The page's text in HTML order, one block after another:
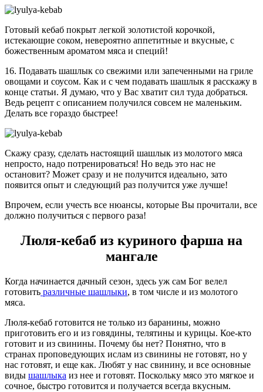
Готовый кебаб покрыт легкой золотистой корочкой,
истекающие соком, невероятно аппетитные и вкусные, с
божественным ароматом мяса и специй!
16. Подавать шашлык со свежими или запеченными на гриле
овощами и соусом. Как и с чем подавать шашлык я расскажу в
конце статьи. Я думаю, что у Вас хватит сил туда добраться.
Ведь рецепт с описанием получился совсем не маленьким.
Делать все гораздо быстрее!
Скажу сразу, сделать настоящий шашлык из молотого мяса
непросто, надо потренироваться! Но ведь это нас не
остановит? Может сразу и не получится идеально, зато
появится опыт и следующий раз получится уже лучше!
Впрочем, если учесть все нюансы, которые Вы прочитали, все
должно получиться с первого раза!
Люля-кебаб из куриного фарша на
мангале
Когда начинается дачный сезон, здесь уж сам Бог велел
готовить различные шашлыки, в том числе и из молотого
мяса.
Люля-кебаб готовится не только из баранины, можно
приготовить его и из говядины, телятины и курицы. Кое-кто
готовит и из свинины. Почему бы нет? Понятно, что в
странах проповедующих ислам из свинины не готовят, но у
нас готовят, и еще как. Любят у нас свинину, и все основные
виды шашлыка из нее и готовят. Поскольку мясо это мягкое и
сочное, быстро готовится и получается всегда вкусным.